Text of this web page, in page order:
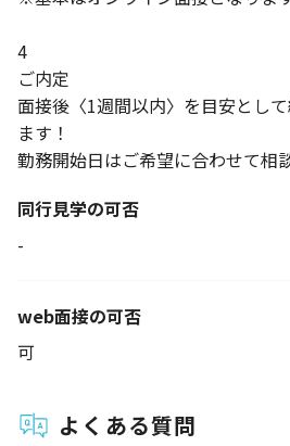
4
ご内定
面接後〈1週間以内〉を目安とし
ます！
勤務開始日はご希望に合わせて相
同行見学の可否
-
web面接の可否
可
よくある質問